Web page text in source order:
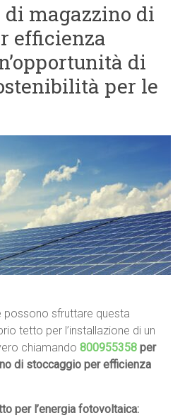
magazzino di
efficienza
di
per le
possono sfruttare questa
tetto per l’installazione di un
chiamando800955358 per
di stoccaggio per efficienza
per l’energia fotovoltaica: